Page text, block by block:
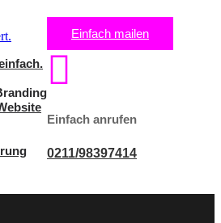
Einfach mailen

Einfach anrufen
0211/98397414